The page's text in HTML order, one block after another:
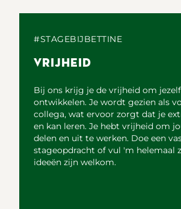
#STAGEBIJBETTINE
VRIJHEID
Bij ons krijg je de vrijheid om
ontwikkelen. Je wordt gezien als
collega, wat ervoor zorgt dat je
en kan leren. Je hebt vrijheid om
delen en uit te werken. Doe een
stageopdracht of vul 'm helemaal
ideeën zijn welkom.